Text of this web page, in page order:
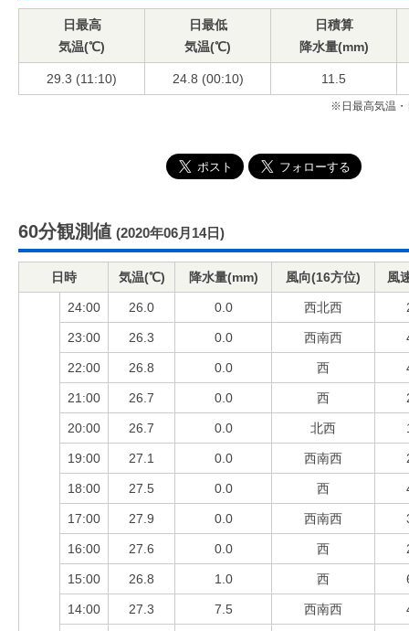
日最高
気温(℃)
日最低
気温(℃)
日積算
降水量(mm)
29.3 (11:10) 24.8 (00:10) 11.5
※日最高気温・
60分観測値 (2020年06月14日)
日時 気温(℃) 降水量(mm) 風向(16方位) 風
24:00 26.0 0.0 西北西
23:00 26.3 0.0 西南西
22:00 26.8 0.0 西
21:00 26.7 0.0 西
20:00 26.7 0.0 北西
19:00 27.1 0.0 西南西
18:00 27.5 0.0 西
17:00 27.9 0.0 西南西
16:00 27.6 0.0 西
15:00 26.8 1.0 西
14:00 27.3 7.5 西南西